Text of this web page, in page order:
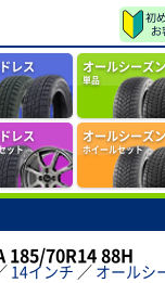
レス オールシーズン
単品
レス
ット
オールシーズン
ホイールセット
185/70R14 88H
14インチ ／ オールシ